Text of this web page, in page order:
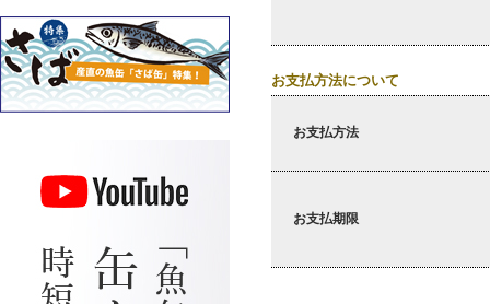
お支払方法について
お支払方法
お支払期限